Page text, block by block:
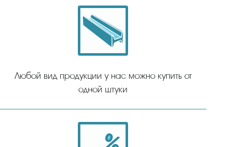
Любой вид продукции у нас можно купить от
одной штуки